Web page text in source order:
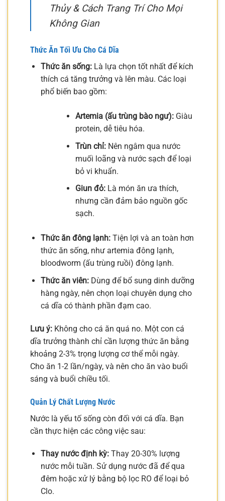
Thủy & Cách Trang Trí Cho Mọi
Không Gian
Thức Ăn Tối Ưu Cho Cá Dĩa
Thức ăn sống:Là lựa chọn tốt nhất để kích
thích cá tăng trưởng và lên màu. Các loại
phổ biến bao gồm:
Artemia (ấu trùng bào ngư):Giàu
protein, dễ tiêu hóa.
Trùn chỉ:Nên ngâm qua nước
muối loãng và nước sạch để loại
bỏ vi khuẩn.
Giun đỏ:Là món ăn ưa thích,
nhưng cần đảm bảo nguồn gốc
sạch.
Thức ăn đông lạnh:Tiện lợi và an toàn hơn
thức ăn sống, như artemia đông lạnh,
bloodworm (ấu trùng ruồi) đông lạnh.
Thức ăn viên:Dùng để bổ sung dinh dưỡng
hàng ngày, nên chọn loại chuyên dụng cho
cá dĩa có thành phần đạm cao.
Lưu ý: Không cho cá ăn quá no. Một con cá
dĩa trưởng thành chỉ cần lượng thức ăn bằng
khoảng 2-3% trọng lượng cơ thể mỗi ngày.
Cho ăn 1-2 lần/ngày, và nên cho ăn vào buổi
sáng và buổi chiều tối.
Quản Lý Chất Lượng Nước
Nước là yếu tố sống còn đối với cá dĩa. Bạn
cần thực hiện các công việc sau:
Thay nước định kỳ:Thay 20-30% lượng
nước mỗi tuần. Sử dụng nước đã để qua
đêm hoặc xử lý bằng bộ lọc RO để loại bỏ
Clo.